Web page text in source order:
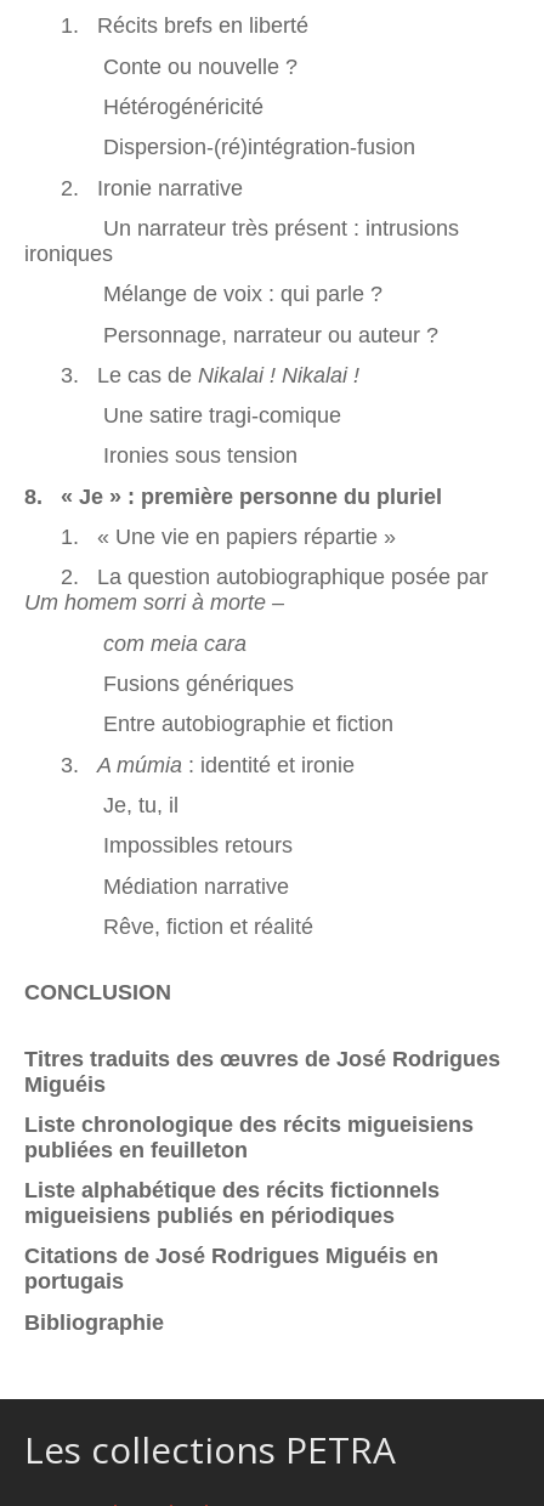
1. Récits brefs en liberté
Conte ou nouvelle ?
Hétérogénéricité
Dispersion-(ré)intégration-fusion
2. Ironie narrative
Un narrateur très présent : intrusions
ironiques
Mélange de voix : qui parle ?
Personnage, narrateur ou auteur ?
3. Le cas de Nikalai ! Nikalai !
Une satire tragi-comique
Ironies sous tension
8. « Je » : première personne du pluriel
1. « Une vie en papiers répartie »
2. La question autobiographique posée par
Um homem sorri à morte –
com meia cara
Fusions génériques
Entre autobiographie et fiction
3. A múmia : identité et ironie
Je, tu, il
Impossibles retours
Médiation narrative
Rêve, fiction et réalité
CONCLUSION
Titres traduits des œuvres de José Rodrigues
Miguéis
Liste chronologique des récits migueisiens
publiées en feuilleton
Liste alphabétique des récits fictionnels
migueisiens publiés en périodiques
Citations de José Rodrigues Miguéis en
portugais
Bibliographie
Les collections PETRA